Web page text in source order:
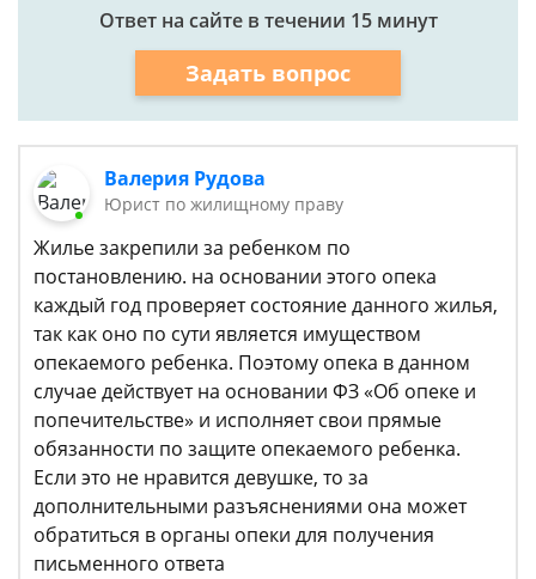
Ответ на сайте в течении 15 минут
Задать вопрос
Валерия Рудова
Юрист по жилищному праву
Жилье закрепили за ребенком по
постановлению. на основании этого опека
каждый год проверяет состояние данного жилья,
так как оно по сути является имуществом
опекаемого ребенка. Поэтому опека в данном
случае действует на основании ФЗ «Об опеке и
попечительстве» и исполняет свои прямые
обязанности по защите опекаемого ребенка.
Если это не нравится девушке, то за
дополнительными разъяснениями она может
обратиться в органы опеки для получения
письменного ответа